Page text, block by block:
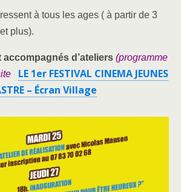
à tous les ages ( à partir de 3
plus).
d’ateliers (programme
LE 1er FESTIVAL CINEMA JEUNES
– Écran Village